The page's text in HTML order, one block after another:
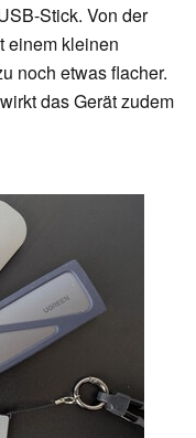
Stick. Von der
einem kleinen
noch etwas flacher.
das Gerät zudem